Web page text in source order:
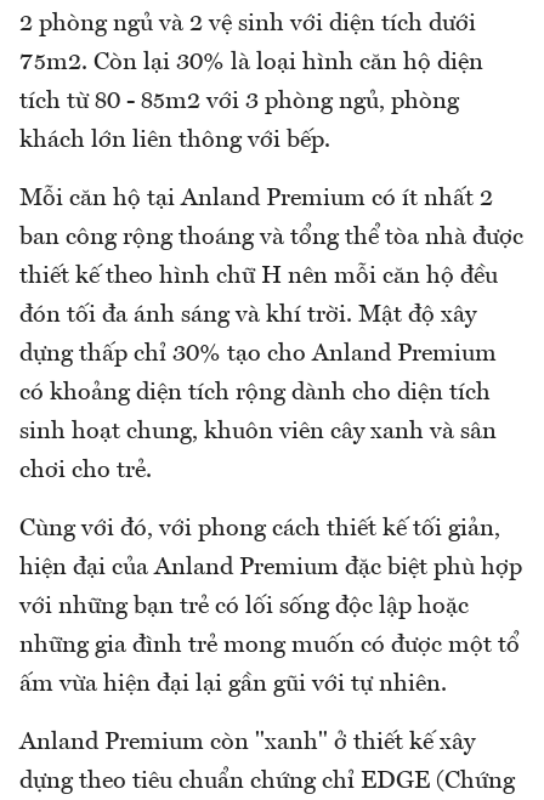
2 phòng ngủ và 2 vệ sinh với diện tích dưới
75m2. Còn lại 30% là loại hình căn hộ diện
tích từ 80 - 85m2 với 3 phòng ngủ, phòng
khách lớn liên thông với bếp.
Mỗi căn hộ tại Anland Premium có ít nhất 2
ban công rộng thoáng và tổng thể tòa nhà được
thiết kế theo hình chữ H nên mỗi căn hộ đều
đón tối đa ánh sáng và khí trời. Mật độ xây
dựng thấp chỉ 30% tạo cho Anland Premium
có khoảng diện tích rộng dành cho diện tích
sinh hoạt chung, khuôn viên cây xanh và sân
chơi cho trẻ.
Cùng với đó, với phong cách thiết kế tối giản,
hiện đại của Anland Premium đặc biệt phù hợp
với những bạn trẻ có lối sống độc lập hoặc
những gia đình trẻ mong muốn có được một tổ
ấm vừa hiện đại lại gần gũi với tự nhiên.
Anland Premium còn "xanh" ở thiết kế xây
dựng theo tiêu chuẩn chứng chỉ EDGE (Chứng